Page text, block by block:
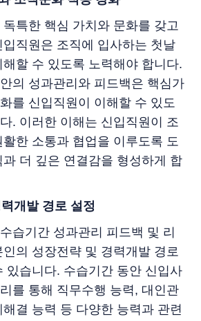
특한 핵심 가치와 문화를 갖고
입직원은 조직에 입사하는 첫날
할 수 있도록 노력해야 합니다.
의 성과관리와 피드백은 핵심가
를 신입직원이 이해할 수 있도
. 이러한 이해는 신입직원이 조
한 소통과 협업을 이루도록 도
과 더 깊은 연결감을 형성하게 합
개발 경로 설정
습기간 성과관리 피드백 및 리
의 성장전략 및 경력개발 경로
있습니다. 수습기간 동안 신입사
를 통해 직무수행 능력, 대인관
결 능력 등 다양한 능력과 관련